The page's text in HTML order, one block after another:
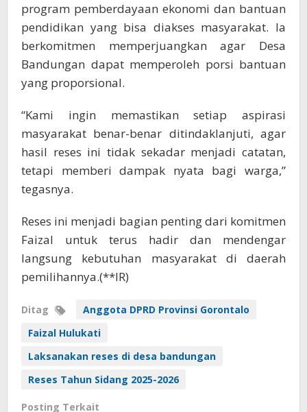
program pemberdayaan ekonomi dan bantuan
pendidikan yang bisa diakses masyarakat. Ia
berkomitmen memperjuangkan agar Desa
Bandungan dapat memperoleh porsi bantuan
yang proporsional.
“Kami ingin memastikan setiap aspirasi
masyarakat benar-benar ditindaklanjuti, agar
hasil reses ini tidak sekadar menjadi catatan,
tetapi memberi dampak nyata bagi warga,”
tegasnya.
Reses ini menjadi bagian penting dari komitmen
Faizal untuk terus hadir dan mendengar
langsung kebutuhan masyarakat di daerah
pemilihannya.(**IR)
Ditag
Anggota DPRD Provinsi Gorontalo
Faizal Hulukati
Laksanakan reses di desa bandungan
Reses Tahun Sidang 2025-2026
Posting Terkait